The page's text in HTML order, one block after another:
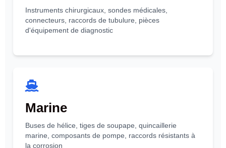
Instruments chirurgicaux, sondes médicales,
connecteurs, raccords de tubulure, pièces
d'équipement de diagnostic
Marine
Buses de hélice, tiges de soupape, quincaillerie
marine, composants de pompe, raccords résistants à
la corrosion